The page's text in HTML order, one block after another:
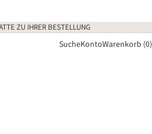
ZU IHRER BESTELLUNG
SucheKontoWarenkorb (0)